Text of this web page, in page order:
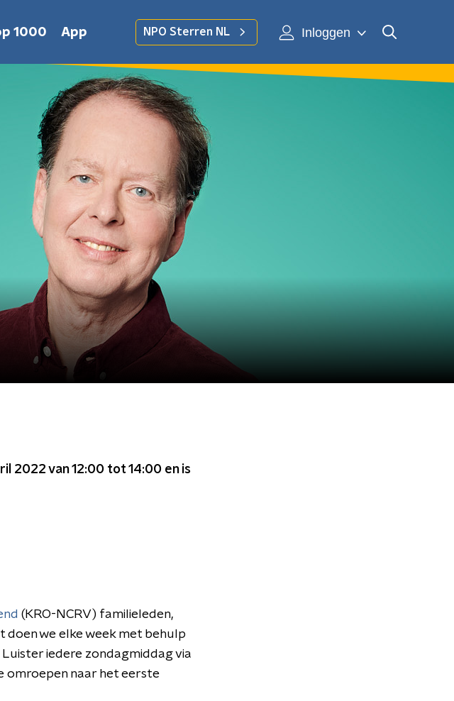
1000 App NPO Sterren NL Inloggen
2022 van 12:00 tot 14:00 en is
(KRO-NCRV) familieleden,
doen we elke week met behulp
iedere zondagmiddag via
omroepen naar het eerste